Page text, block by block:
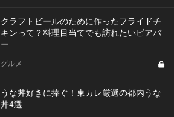
クラフトビールのために作ったフライドチ
キンって？料理目当てでも訪れたいビアバ
ー
グルメ
うな丼好きに捧ぐ！東カレ厳選の都内うな
丼4選